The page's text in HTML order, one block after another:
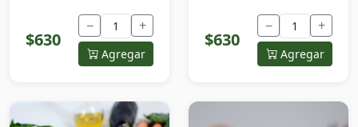
$630
− +
Agregar
$630
− +
Agregar